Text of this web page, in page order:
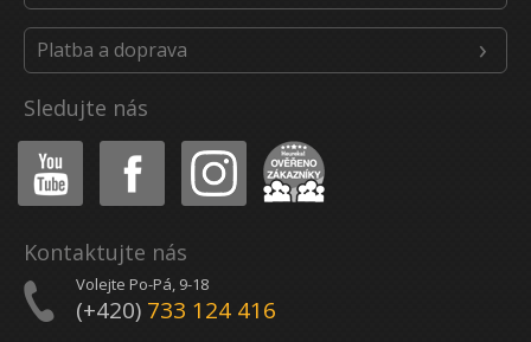
Platba a doprava
Sledujte nás
Youtube Facebook Instagram Heureka
Kontaktujte nás
Volejte Po-Pá, 9-18
(+420) 733 124 416